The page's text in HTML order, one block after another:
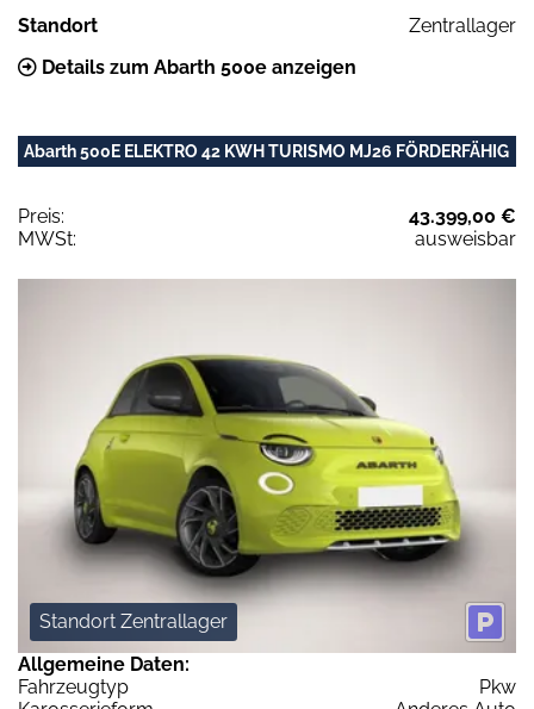
Standort
Zentrallager
Details zum Abarth 500e anzeigen
Abarth 500E ELEKTRO 42 KWH TURISMO MJ26 FÖRDERFÄHIG
Preis:
43.399,00 €
MWSt:
ausweisbar
Standort Zentrallager
Allgemeine Daten:
Fahrzeugtyp
Pkw